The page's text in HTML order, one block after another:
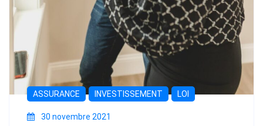
ASSURANCE INVESTISSEMENT LOI
30 novembre 2021